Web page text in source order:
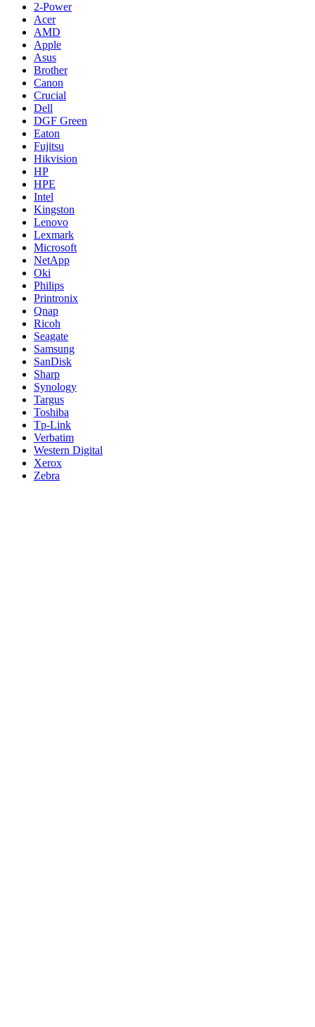
2-Power
Acer
AMD
Apple
Asus
Brother
Canon
Crucial
Dell
DGF Green
Eaton
Fujitsu
Hikvision
HP
HPE
Intel
Kingston
Lenovo
Lexmark
Microsoft
NetApp
Oki
Philips
Printronix
Qnap
Ricoh
Seagate
Samsung
SanDisk
Sharp
Synology
Targus
Toshiba
Tp-Link
Verbatim
Western Digital
Xerox
Zebra